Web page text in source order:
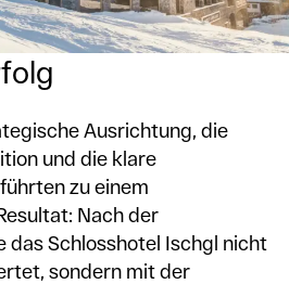
Ausrichtung, die
und die klare
zu einem
Nach der
das Schlosshotel Ischgl nicht
sondern mit der